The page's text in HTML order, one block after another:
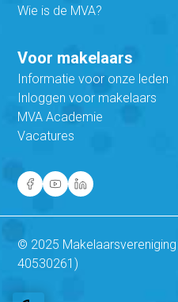
Wie is de MVA?
Voor makelaars
Informatie voor onze leden
Inloggen voor makelaars
MVA Academie
Vacatures
© 2025
40530261)